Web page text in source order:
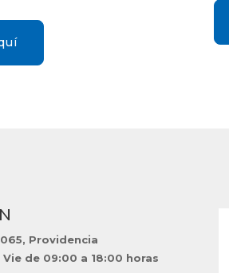
Providencia
Vie de 09:00 a 18:00 horas